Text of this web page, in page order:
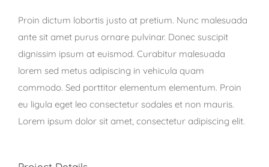
Proin dictum lobortis justo at pretium. Nunc malesuada
ante sit amet purus ornare pulvinar. Donec suscipit
dignissim ipsum at euismod. Curabitur malesuada
lorem sed metus adipiscing in vehicula quam
commodo. Sed porttitor elementum elementum. Proin
eu ligula eget leo consectetur sodales et non mauris.
Lorem ipsum dolor sit amet, consectetur adipiscing elit.